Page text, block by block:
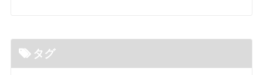
タグ